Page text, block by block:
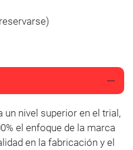
el enfoque de la marca
en la fabricación y el